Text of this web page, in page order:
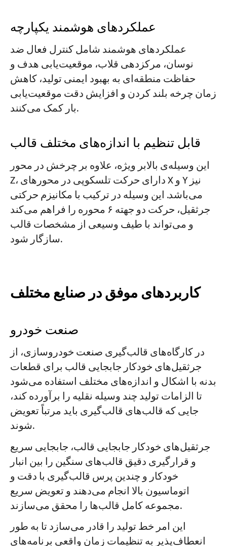
عملکردهای هوشمند یکپارچه
عملکردهای هوشمند شامل کنترل فعال ضد
نوسان، مرکزدهی قلاب، موقعیت‌یابی هدف و
حفاظت منطقه‌ای به بهبود ایمنی تولید، کاهش
زمان چرخه بلند کردن و افزایش دقت موقعیت‌یابی
بار کمک می‌کنند.
قابل تنظیم با اندازه‌های مختلف قالب
این وسیله‌ی بالابر ویژه، علاوه بر چرخش در محور
Z، دارای حرکت تلسکوپی در محورهای X و Y نیز
می‌باشد. این وسیله در ترکیب با مکانیزم حرکتی
جرثقیل، حرکت دو جهته ۶ محوره را فراهم می‌کند
و می‌تواند با طیف وسیعی از مشخصات قالب
سازگار شود.
کاربردهای موفق در صنایع مختلف
صنعت خودرو
در کارگاه‌های قالب‌گیری صنعت خودروسازی، از
جرثقیل‌های خودکار جابجایی قالب برای قطعات
بدنه با اشکال و اندازه‌های مختلف استفاده می‌شود
تا الزامات تولید چند وسیله نقلیه را برآورده کند،
جایی که قالب‌های قالب‌گیری باید مرتباً تعویض
شوند.
جرثقیل‌های خودکار جابجایی قالب، جابجایی سریع
و قرارگیری دقیق قالب‌های سنگین را بین انبار
خودکار و چندین پرس قالب‌گیری با دقت و
اتوماسیون بالا انجام می‌دهند و تعویض سریع
مجموعه کامل قالب‌ها را محقق می‌سازند.
این امر خط تولید را قادر می‌سازد تا به طور
انعطاف‌پذیر به تنظیمات زمان واقعی برنامه‌های